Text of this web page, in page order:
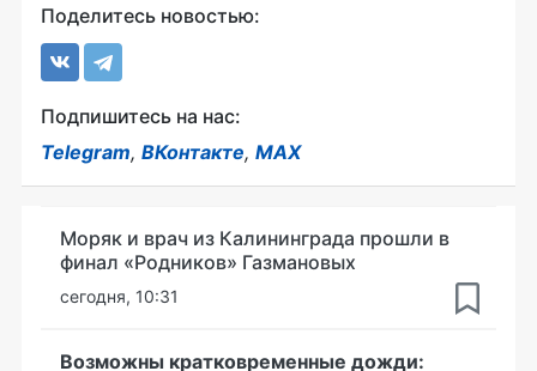
Поделитесь новостью:
Подпишитесь на нас:
Telegram, ВКонтакте, MAX
Моряк и врач из Калининграда прошли в
финал «Родников» Газмановых
сегодня, 10:31
Возможны кратковременные дожди: